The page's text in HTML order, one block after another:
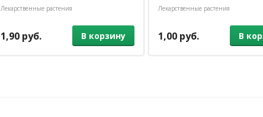
Лекарственные растения
1,90 руб. В корзину
Лекарственные растения
1,00 руб. В